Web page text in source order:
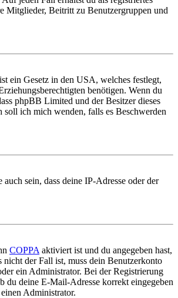
Mitglieder, Beitritt zu Benutzergruppen und
ein Gesetz in den USA, welches festlegt,
benötigen. Wenn du
phpBB Limited und der Besitzer dieses
ich mich wenden, falls es Beschwerden
sein, dass deine IP-Adresse oder der
COPPA aktiviert ist und du angegeben hast,
nicht der Fall ist, muss dein Benutzerkonto
ein Administrator. Bei der Registrierung
du deine E-Mail-Adresse korrekt eingegeben
Administrator.